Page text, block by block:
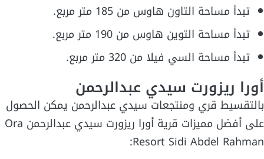
تبدأ مساحة التاون هاوس من 185 متر مربع.
تبدأ مساحة التوين هاوس من 190 متر مربع.
تبدأ مساحة السي فيلا من 320 متر مربع.
أورا ريزورت سيدي عبدالرحمن
بالتقسيط قري ومنتجعات سيدي عبدالرحمن يمكن الحصول
على أفضل مميزات قرية أورا ريزورت سيدي عبدالرحمن Ora
Resort Sidi Abdel Rahman: